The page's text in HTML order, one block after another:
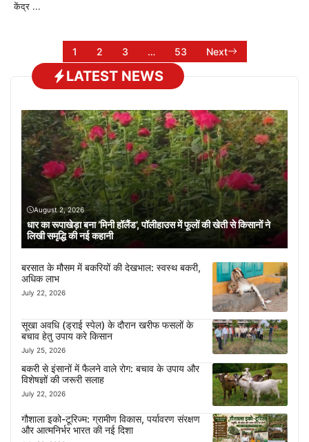
केंद्र ...
1 2 3 … 53 Next
LATEST NEWS
August 2, 2026
धार का रूपाखेड़ा बना ‘मिनी हॉलैंड’, पॉलीहाउस में फूलों की खेती से किसानों ने
लिखी समृद्धि की नई कहानी
बरसात के मौसम में बकरियों की देखभाल: स्वस्थ बकरी,
अधिक लाभ
July 22, 2026
सूखा अवधि (ड्राई स्पेल) के दौरान खरीफ फसलों के
बचाव हेतु उपाय करे किसान
July 25, 2026
बकरी से इंसानों में फैलने वाले रोग: बचाव के उपाय और
विशेषज्ञों की जरूरी सलाह
July 22, 2026
गौशाला इको-टूरिज्म: ग्रामीण विकास, पर्यावरण संरक्षण
और आत्मनिर्भर भारत की नई दिशा